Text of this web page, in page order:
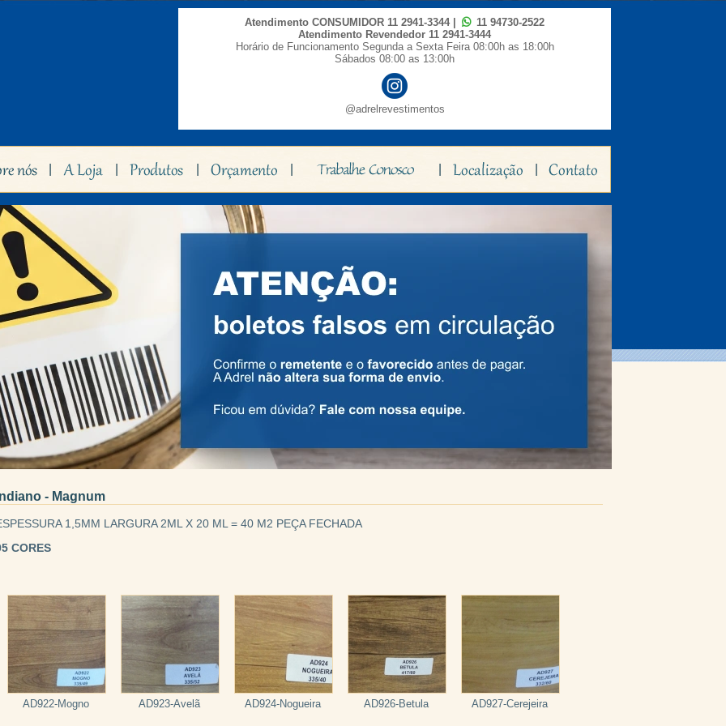
Atendimento CONSUMIDOR 11 2941-3344|
11 94730-2522
Atendimento Revendedor 11 2941-3444
Horário de Funcionamento Segunda a Sexta Feira 08:00h as 18:00h
Sábados 08:00 as 13:00h
@adrelrevestimentos
- Magnum
1,5MM LARGURA 2ML X 20 ML = 40 M2 PEÇA FECHADA
CORES
AD922-Mogno AD923-Avelã AD924-Nogueira AD926-Betula AD927-Cerejeira